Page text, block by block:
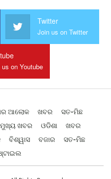
Twitter
Join us on Twitter
on Youtube
ଆଲୋକ ଖବର
ସତ-ମିଛ
ମୁଖ୍ୟ ଖବର ଓଡିଶା
ଖବର
ବିଶ୍ୱାସ ବଜାର
ସତ-ମିଛ